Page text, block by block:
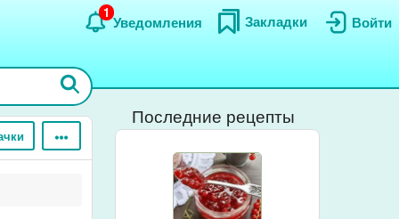
Войти
Закладки
Уведомления
1
Последние рецепты